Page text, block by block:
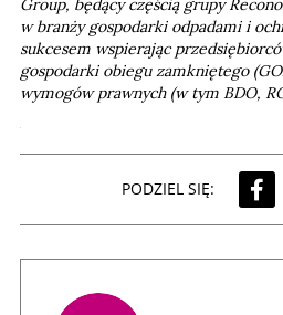
Group, będący częścią grupy
w branży gospodarki odpadami i
sukcesem wspierając
gospodarki obiegu zamkniętego
wymogów prawnych (w tym BDO,
PODZIEL SIĘ: